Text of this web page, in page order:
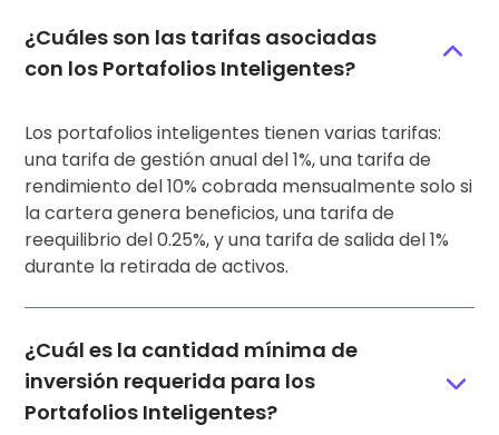
¿Cuáles son las tarifas asociadas
con los Portafolios Inteligentes?
Los portafolios inteligentes tienen varias tarifas:
una tarifa de gestión anual del 1%, una tarifa de
rendimiento del 10% cobrada mensualmente solo si
la cartera genera beneficios, una tarifa de
reequilibrio del 0.25%, y una tarifa de salida del 1%
durante la retirada de activos.
¿Cuál es la cantidad mínima de
inversión requerida para los
Portafolios Inteligentes?